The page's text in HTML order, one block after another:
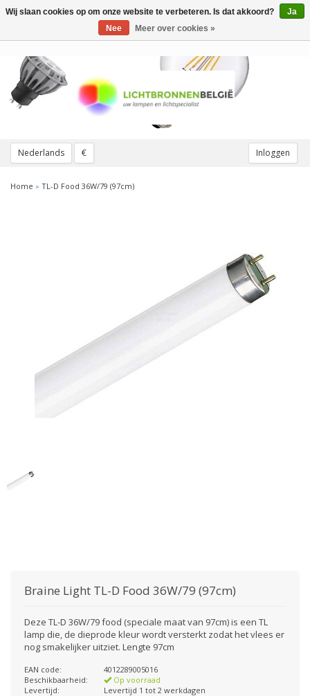
Nederlands € Inloggen
Toggle
Home » TL-D Food 36W/79 (97cm)
Braine Light TL-D Food 36W/79 (97cm)
Deze TL-D 36W/79 food (speciale maat van 97cm) is een TL
lamp die, de dieprode kleur wordt versterkt zodat het vlees er
nog smakelijker uitziet. Lengte 97cm
EAN code:
4012289005016
Beschikbaarheid:
Op voorraad
Levertijd:
Levertijd 1 tot 2 werkdagen
Wij slaan cookies op om onze website te verbeteren. Is dat akkoord?
Ja
Nee
Meer over cookies »